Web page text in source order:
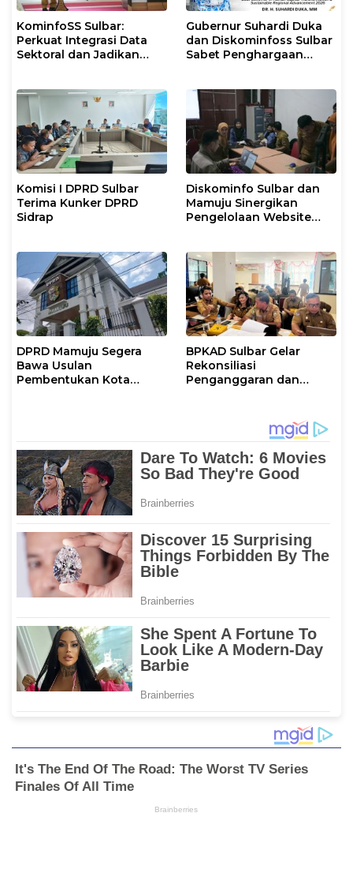
KominfoSS Sulbar:
Perkuat Integrasi Data
Sektoral dan Jadikan
Gubernur Suhardi Duka
dan Diskominfoss Sulbar
Sabet Penghargaan
Komisi I DPRD Sulbar
Terima Kunker DPRD
Sidrap
Diskominfo Sulbar dan
Mamuju Sinergikan
Pengelolaan Website
DPRD Mamuju Segera
Bawa Usulan
Pembentukan Kota
BPKAD Sulbar Gelar
Rekonsiliasi
Penganggaran dan